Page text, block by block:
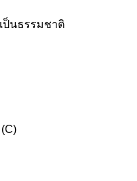
ป็นธรรมชาติ